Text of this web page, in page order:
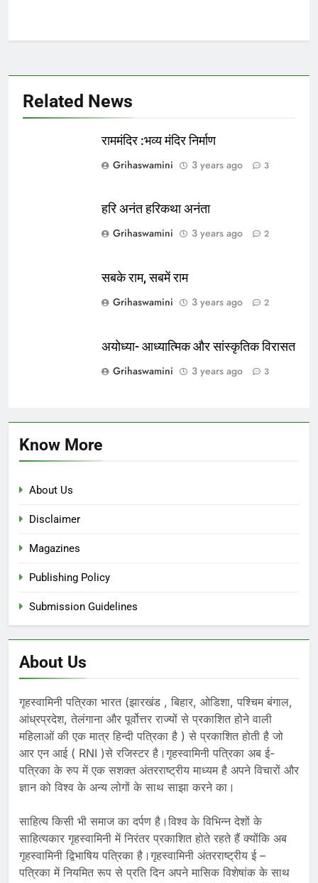
Related News
राममंदिर :भव्य मंदिर निर्माण
Grihaswamini
3 years ago 3
हरि अनंत हरिकथा अनंता
Grihaswamini
3 years ago 2
सबके राम, सबमें राम
Grihaswamini
3 years ago 2
अयोध्या- आध्यात्मिक और सांस्कृतिक विरासत
Grihaswamini
3 years ago 3
Know More
About Us
Disclaimer
Magazines
Publishing Policy
Submission Guidelines
About Us
गृहस्वामिनी पत्रिका भारत (झारखंड , बिहार, ओडिशा, पश्चिम बंगाल,
आंध्रप्रदेश, तेलंगाना और पूर्वोत्तर राज्यों से प्रकाशित होने वाली
महिलाओं की एक मात्र हिन्दी पत्रिका है ) से प्रकाशित होती है जो
आर एन आई ( RNI )से रजिस्टर है।गृहस्वामिनी पत्रिका अब ई-
पत्रिका के रुप में एक सशक्त अंतरराष्ट्रीय माध्यम है अपने विचारों और
ज्ञान को विश्व के अन्य लोगों के साथ साझा करने का।
साहित्य किसी भी समाज का दर्पण है।विश्व के विभिन्न देशों के
साहित्यकार गृहस्वामिनी में निरंतर प्रकाशित होते रहते हैं क्योंकि अब
गृहस्वामिनी द्विभाषिय पत्रिका है।गृहस्वामिनी अंतरराष्ट्रीय ई –
पत्रिका में नियमित रूप से प्रति दिन अपने मासिक विशेषांक के साथ